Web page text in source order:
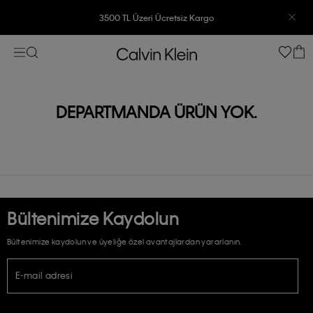
3500 TL Üzeri Ücretsiz Kargo
7500 TL Ve Üzeri Alışverişlerinizde 6 Taksit İmkanı
DEPARTMANDA ÜRÜN YOK.
Bültenimize Kaydolun
Bültenimize kaydolun ve üyeliğe özel avantajlardan yararlanın.
E-mail adresi